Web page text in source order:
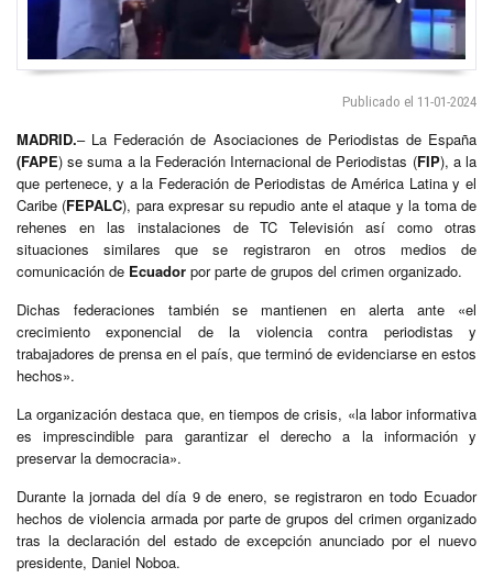
Publicado el 11-01-2024
MADRID.– La Federación de Asociaciones de Periodistas de España
(FAPE) se suma a la Federación Internacional de Periodistas (FIP), a la
que pertenece, y a la Federación de Periodistas de América Latina y el
Caribe (FEPALC), para expresar su repudio ante el ataque y la toma de
rehenes en las instalaciones de TC Televisión así como otras
situaciones similares que se registraron en otros medios de
comunicación de Ecuador por parte de grupos del crimen organizado.
Dichas federaciones también se mantienen en alerta ante «el
crecimiento exponencial de la violencia contra periodistas y
trabajadores de prensa en el país, que terminó de evidenciarse en estos
hechos».
La organización destaca que, en tiempos de crisis, «la labor informativa
es imprescindible para garantizar el derecho a la información y
preservar la democracia».
Durante la jornada del día 9 de enero, se registraron en todo Ecuador
hechos de violencia armada por parte de grupos del crimen organizado
tras la declaración del estado de excepción anunciado por el nuevo
presidente, Daniel Noboa.